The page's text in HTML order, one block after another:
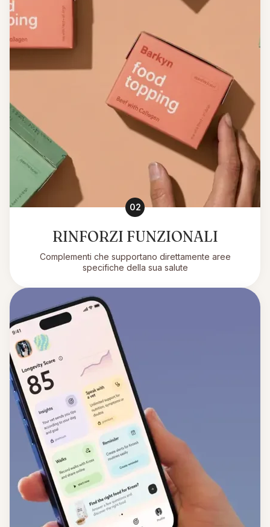
02
RINFORZI FUNZIONALI
Complementi che supportano direttamente aree
specifiche della sua salute